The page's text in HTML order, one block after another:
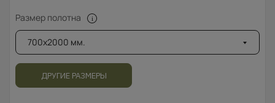
Размер полотна
700x2000 мм.
ДРУГИЕ РАЗМЕРЫ